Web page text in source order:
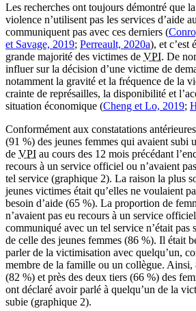
Les recherches ont toujours démontré que
violence n’utilisent pas les services d’aide
communiquent pas avec ces derniers (
et Savage, 2019; Perreault, 2020a), et c’est
grande majorité des victimes de VPI. De
influer sur la décision d’une victime de
notamment la gravité et la fréquence de la
crainte de représailles, la disponibilité et
situation économique (Cheng et Lo, 2019;
Conformément aux constatations
(91 %) des jeunes femmes qui avaient subi
de VPI au cours des 12 mois précédant
recours à un service officiel ou n’avaient
tel service (graphique 2). La raison la plus
jeunes victimes était qu’elles ne voulaient
besoin d’aide (65 %). La proportion de
n’avaient pas eu recours à un service
communiqué avec un tel service n’était pas
de celle des jeunes femmes (86 %). Il était
parler de la victimisation avec quelqu’un,
membre de la famille ou un collègue. Ainsi,
(82 %) et près des deux tiers (66 %) des
ont déclaré avoir parlé à quelqu’un de la
subie (graphique 2).